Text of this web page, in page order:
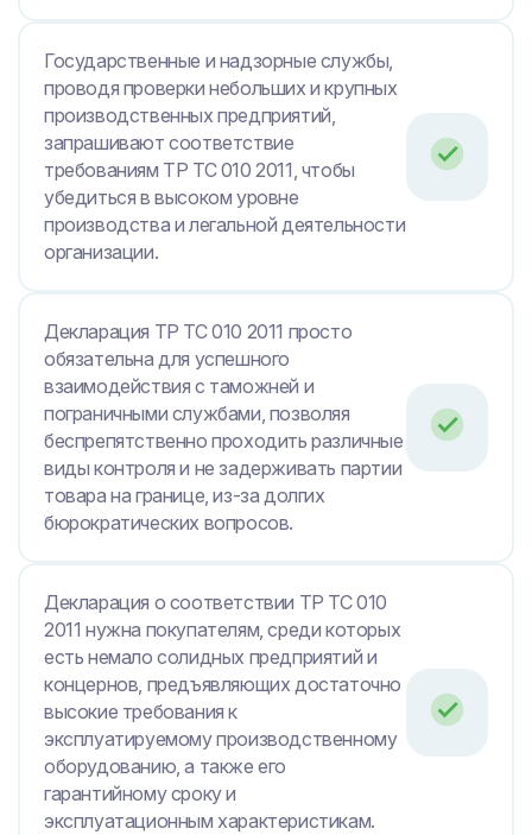
Государственные и надзорные службы,
проводя проверки небольших и крупных
производственных предприятий,
запрашивают соответствие
требованиям ТР ТС 010 2011, чтобы
убедиться в высоком уровне
производства и легальной деятельности
организации.
Декларация ТР ТС 010 2011 просто
обязательна для успешного
взаимодействия с таможней и
пограничными службами, позволяя
беспрепятственно проходить различные
виды контроля и не задерживать партии
товара на границе, из-за долгих
бюрократических вопросов.
Декларация о соответствии ТР ТС 010
2011 нужна покупателям, среди которых
есть немало солидных предприятий и
концернов, предъявляющих достаточно
высокие требования к
эксплуатируемому производственному
оборудованию, а также его
гарантийному сроку и
эксплуатационным характеристикам.